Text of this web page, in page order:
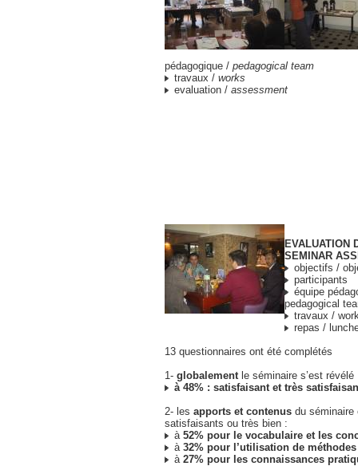
pédagogique / pedagogical team
travaux / works
evaluation / assessment
EVALUATION
SEMINAR
objectifs /
participants
équipe
pedagogical
travaux /
repas /
13 questionnaires ont été complétés
1- globalementle séminaire s’est révélé
à 48% : satisfaisant et très
2- les apports et contenus du séminaire
satisfaisants ou très bien :
à 52% pour le vocabulaire et les
à 32% pour l’utilisation de
à 27% pour les connaissances